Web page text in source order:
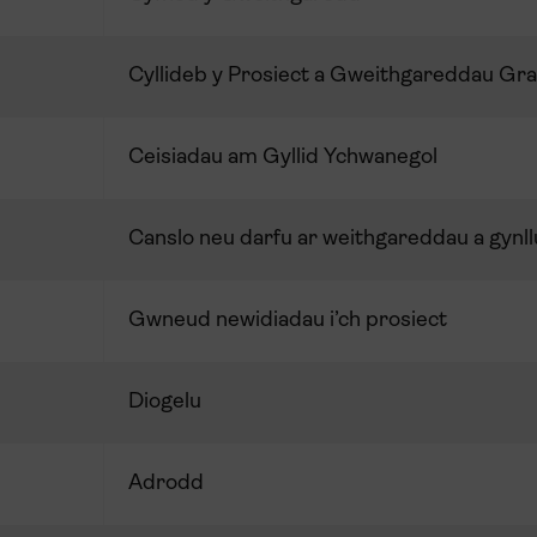
Cyllideb y Prosiect a Gweithgareddau
Ceisiadau am Gyllid Ychwanegol
Canslo neu darfu ar weithgareddau a
Gwneud newidiadau i’ch prosiect
Diogelu
Adrodd